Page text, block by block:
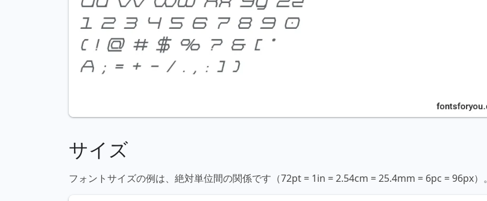
サイズ
フォントサイズの例は、絶対単位間の関係です（72pt = 1in = 2.54cm = 25.4mm = 6pc = 96px）。